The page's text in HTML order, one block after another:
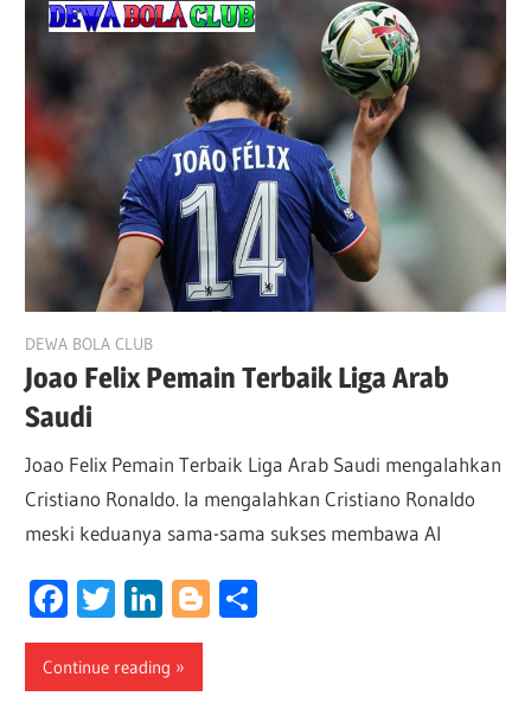
May 23, 2026
DEWA BOLA CLUB
Joao Felix Pemain Terbaik Liga Arab
Saudi
Joao Felix Pemain Terbaik Liga Arab Saudi mengalahkan
Cristiano Ronaldo. Ia mengalahkan Cristiano Ronaldo
meski keduanya sama-sama sukses membawa Al
Facebook
Twitter
LinkedIn
Blogger
Continue reading